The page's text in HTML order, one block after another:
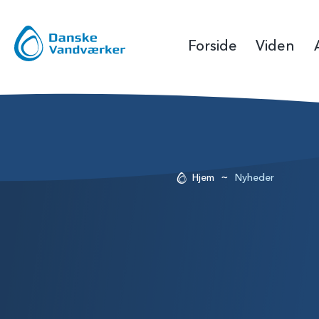
Forside Viden
Hjem ~ Nyheder